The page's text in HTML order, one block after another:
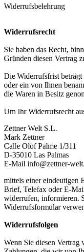
Widerrufsbelehrung
Widerrufsrecht
Sie haben das Recht,
Gründen diesen Vertrag
Die Widerrufsfrist beträgt
oder ein von Ihnen
die Waren in Besitz
Um Ihr Widerrufsrecht
Zettner Welt S.L.
Mark Zettner
Calle Olof Palme 1/311
D-35010 Las Palmas
E-Mail info@zettner-
mittels einer eindeutigen
Brief, Telefax oder E-
widerrufen, informieren.
Widerrufsformular
Widerrufsfolgen
Wenn Sie diesen